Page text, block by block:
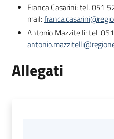
Franca Casarini: tel. 051
mail:
Antonio Mazzitelli: tel.
Allegati